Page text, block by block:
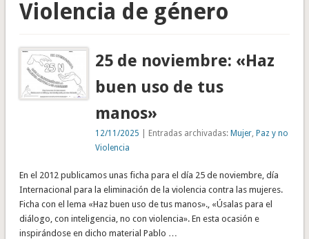
Violencia de género
25 de noviembre: «Haz
buen uso de tus
manos»
12/11/2025 | Entradas archivadas:Mujer ,Paz y no
Violencia
En el 2012 publicamos unas ficha para el día 25 de noviembre, día
Internacional para la eliminación de la violencia contra las mujeres.
Ficha con el lema «Haz buen uso de tus manos»., «Úsalas para el
diálogo, con inteligencia, no con violencia». En esta ocasión e
inspirándose en dicho material Pablo …